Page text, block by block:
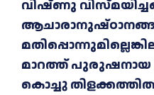
വിഷ്ണു
മാറത്ത് പുരുഷനായ
കൊച്ചു